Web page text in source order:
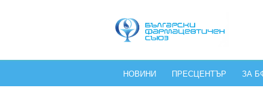
НОВИНИ ПРЕСЦЕНТЪР ЗА